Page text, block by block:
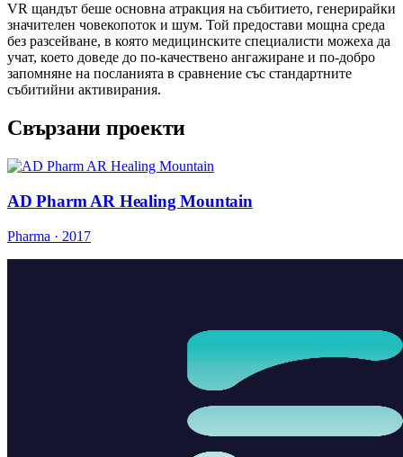
VR щандът беше основна атракция на събитието, генерирайки
значителен човекопоток и шум. Той предостави мощна среда
без разсейване, в която медицинските специалисти можеха да
учат, което доведе до по-качествено ангажиране и по-добро
запомняне на посланията в сравнение със стандартните
събитийни активирания.
Свързани проекти
AD Pharm AR Healing Mountain
Pharma · 2017